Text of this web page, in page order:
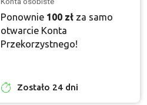
Ponownie 100 zł za samo
otwarcie Konta
Przekorzystnego!
Zostało 24 dni